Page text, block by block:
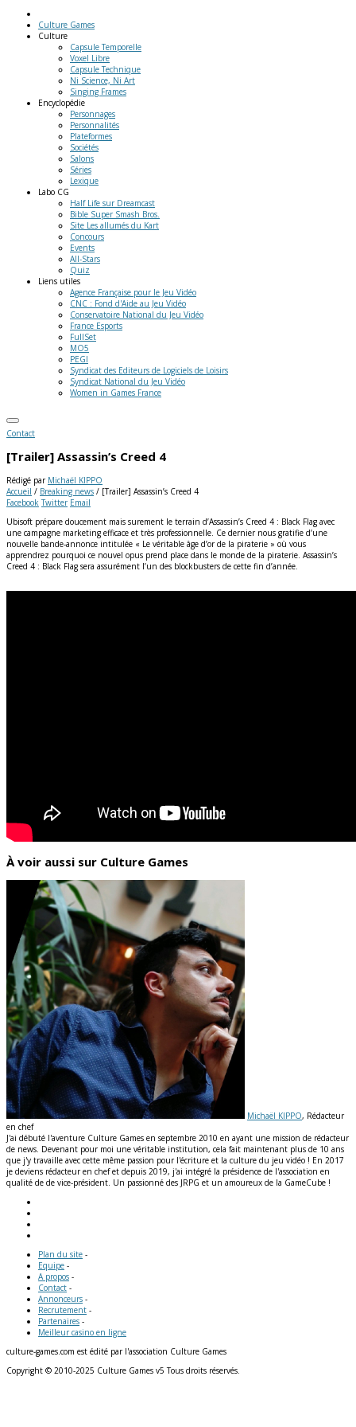
Culture Games
Culture
Capsule Temporelle
Voxel Libre
Capsule Technique
Ni Science, Ni Art
Singing Frames
Encyclopédie
Personnages
Personnalités
Plateformes
Sociétés
Salons
Séries
Lexique
Labo CG
Half Life sur Dreamcast
Bible Super Smash Bros.
Site Les allumés du Kart
Concours
Events
All-Stars
Quiz
Liens utiles
Agence Française pour le Jeu Vidéo
CNC : Fond d'Aide au Jeu Vidéo
Conservatoire National du Jeu Vidéo
France Esports
FullSet
MO5
PEGI
Syndicat des Editeurs de Logiciels de Loisirs
Syndicat National du Jeu Vidéo
Women in Games France
Contact
[Trailer] Assassin’s Creed 4
Rédigé par Michaël KIPPO
Accueil / Breaking news / [Trailer] Assassin’s Creed 4
Facebook Twitter Email
Ubisoft prépare doucement mais surement le terrain d’Assassin’s Creed 4 : Black Flag avec
une campagne marketing efficace et très professionnelle. Ce dernier nous gratifie d’une
nouvelle bande-annonce intitulée « Le véritable âge d’or de la piraterie » où vous
apprendrez pourquoi ce nouvel opus prend place dans le monde de la piraterie. Assassin’s
Creed 4 : Black Flag sera assurément l’un des blockbusters de cette fin d’année.
À voir aussi sur Culture Games
Michaël KIPPO, Rédacteur
en chef
J'ai débuté l'aventure Culture Games en septembre 2010 en ayant une mission de rédacteur
de news. Devenant pour moi une véritable institution, cela fait maintenant plus de 10 ans
que j'y travaille avec cette même passion pour l'écriture et la culture du jeu vidéo ! En 2017
je deviens rédacteur en chef et depuis 2019, j'ai intégré la présidence de l'association en
qualité de de vice-président. Un passionné des JRPG et un amoureux de la GameCube !
Plan du site -
Equipe -
A propos -
Contact -
Annonceurs -
Recrutement -
Partenaires -
Meilleur casino en ligne
culture-games.com est édité par l'association Culture Games
Copyright © 2010-2025 Culture Games v5 Tous droits réservés.